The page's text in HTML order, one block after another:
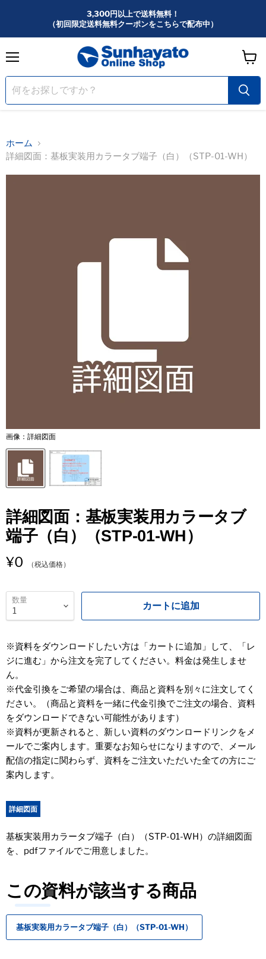
3,300円以上で送料無料！
（初回限定送料無料クーポンをこちらで配布中）
ニ
ュ
ー
ー
ト
を
ホーム
詳細図面：基板実装用カラータブ端子（白）（STP-01-WH）
画像：詳細図面
詳細図面：基板実装用カラータブ
端子（白）（STP-01-WH）
¥0 （税込価格）
数量
カートに追加
※資料をダウンロードしたい方は「カートに追加」して、「レ
ジに進む」から注文を完了してください。料金は発生しませ
ん。
※代金引換をご希望の場合は、商品と資料を別々に注文してく
ださい。（商品と資料を一緒に代金引換でご注文の場合、資料
をダウンロードできない可能性があります）
※資料が更新されると、新しい資料のダウンロードリンクをメ
ールでご案内します。重要なお知らせになりますので、メール
配信の指定に関わらず、資料をご注文いただいた全ての方にご
案内します。
詳細図面
基板実装用カラータブ端子（白）（STP-01-WH）の詳細図面
を、pdfファイルでご用意しました。
この資料が該当する商品
基板実装用カラータブ端子（白）（STP-01-WH）